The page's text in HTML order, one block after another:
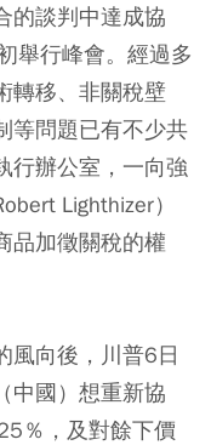
的談判中達成協
舉行峰會。經過多
轉移、非關稅壁
等問題已有不少共
行辦公室，一向強
Lighthizer）
品加徵關稅的權
風向後，川普6日
中國）想重新協
％，及對餘下價